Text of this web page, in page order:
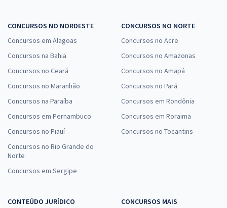
CONCURSOS NO NORDESTE
Concursos em Alagoas
Concursos na Bahia
Concursos no Ceará
Concursos no Maranhão
Concursos na Paraíba
Concursos em Pernambuco
Concursos no Piauí
Concursos no Rio Grande do
Norte
Concursos em Sergipe
CONCURSOS NO NORTE
Concursos no Acre
Concursos no Amazonas
Concursos no Amapá
Concursos no Pará
Concursos em Rondônia
Concursos em Roraima
Concursos no Tocantins
CONTEÚDO JURÍDICO
CONCURSOS MAIS